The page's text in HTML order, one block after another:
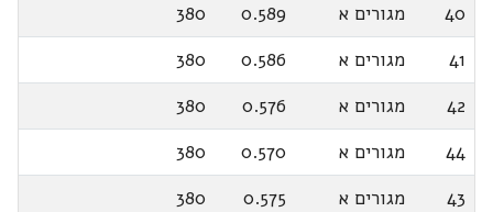
40
מגורים א 0.589
380
41
מגורים א 0.586
380
42
מגורים א 0.576
380
44
מגורים א 0.570
380
43
מגורים א 0.575
380